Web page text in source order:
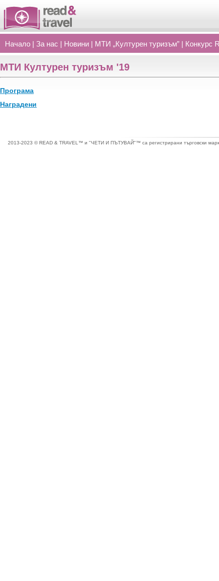
Начало | За нас | Новини | МТИ „Културен туризъм” | Конкурс
МТИ Културен туризъм '19
Програма
Наградени
2013-2023 © READ & TRAVEL™ и "ЧЕТИ И ПЪТУВАЙ"™ са регистрирани търговски